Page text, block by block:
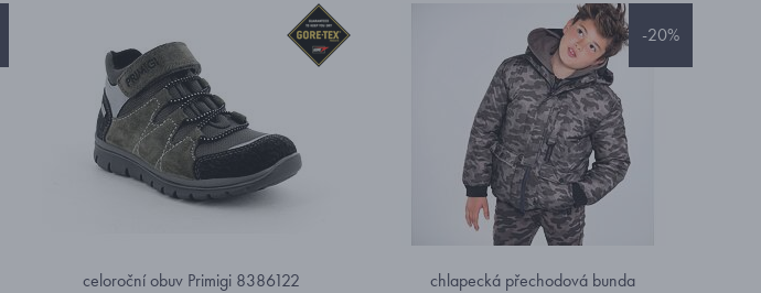
celoroční obuv Primigi 8386122
-20%
chlapecká přechodová bunda